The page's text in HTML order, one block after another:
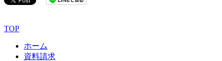
TOP
ホーム
資料請求